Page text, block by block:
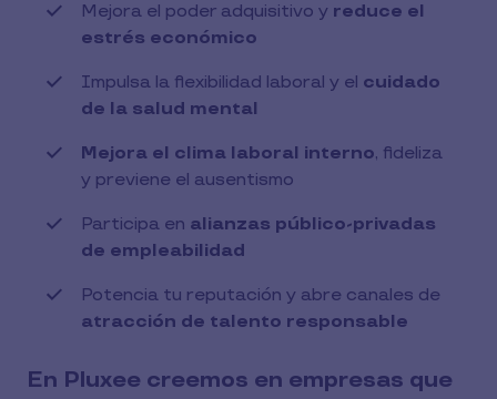
Mejora el poder adquisitivo y reduce el
estrés económico
Impulsa la flexibilidad laboral y el cuidado
de la salud mental
Mejora el clima laboral interno, fideliza
y previene el ausentismo
Participa en alianzas público-privadas
de empleabilidad
Potencia tu reputación y abre canales de
atracción de talento responsable
En Pluxee creemos en empresas que